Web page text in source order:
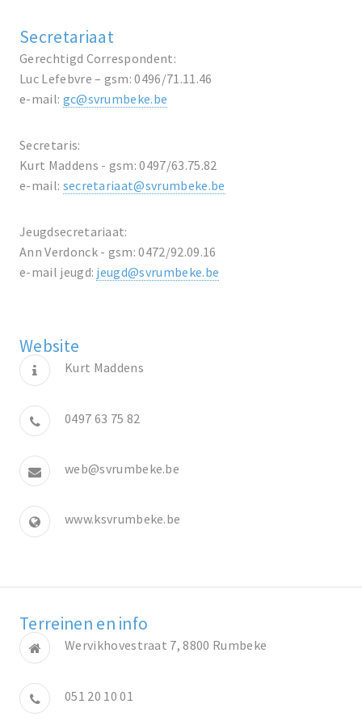
Secretariaat
Gerechtigd Correspondent:
Luc Lefebvre – gsm: 0496/71.11.46
e-mail: gc@svrumbeke.be
Secretaris:
Kurt Maddens - gsm: 0497/63.75.82
e-mail: secretariaat@svrumbeke.be
Jeugdsecretariaat:
Ann Verdonck - gsm: 0472/92.09.16
e-mail jeugd: jeugd@svrumbeke.be
Website
Kurt Maddens
0497 63 75 82
web@svrumbeke.be
www.ksvrumbeke.be
Terreinen en info
Wervikhovestraat 7, 8800 Rumbeke
051 20 10 01